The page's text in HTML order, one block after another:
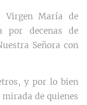
Virgen María de
por decenas de
Señora con
y por lo bien
de quienes